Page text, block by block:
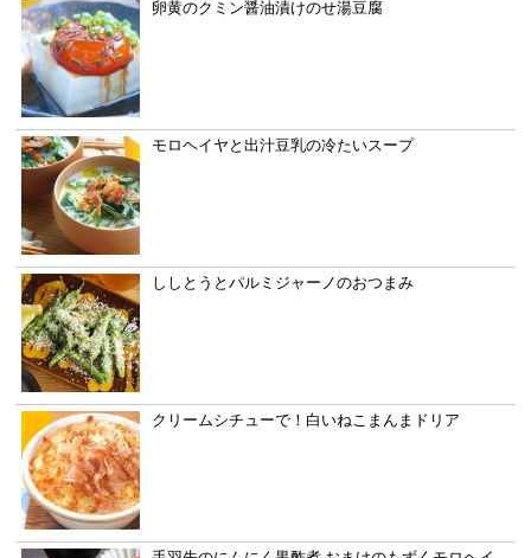
卵黄のクミン醤油漬けのせ湯豆腐
モロヘイヤと出汁豆乳の冷たいスープ
ししとうとパルミジャーノのおつまみ
クリームシチューで！白いねこまんまドリア